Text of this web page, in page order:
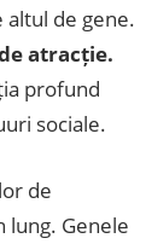
altul de gene.
atracție.
profund
sociale.
de
lung. Genele